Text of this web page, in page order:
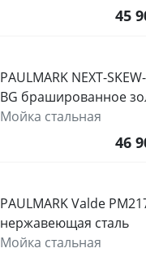
45
PAULMARK NEXT-
BG брашированное
Мойка стальная
46
PAULMARK Valde
нержавеющая сталь
Мойка стальная